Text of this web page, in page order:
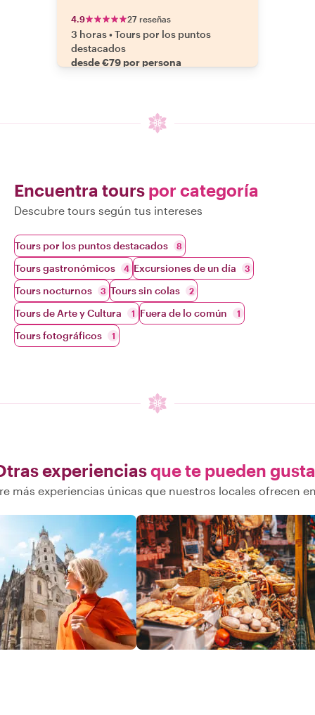
4.9 27 reseñas
3 horas•Tours por los puntos
destacados
desde €79 por persona
Encuentra tours por categoría
Descubre tours según tus intereses
Tours por los puntos destacados 8
Tours gastronómicos 4 Excursiones de un día 3
Tours nocturnos 3 Tours sin colas 2
Tours de Arte y Cultura 1 Fuera de lo común 1
Tours fotográficos 1
experienciasque te pueden
más experiencias únicas que nuestros locales ofrecen